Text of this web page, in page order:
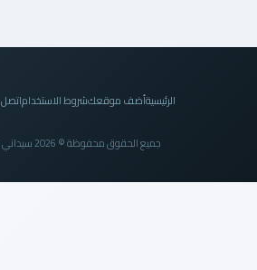
أضف موقعكشروط الاستخداماتصل بناخريطة الموقع
جميع الحقوق محفوظة © 2026 سيداني دليل المواقع